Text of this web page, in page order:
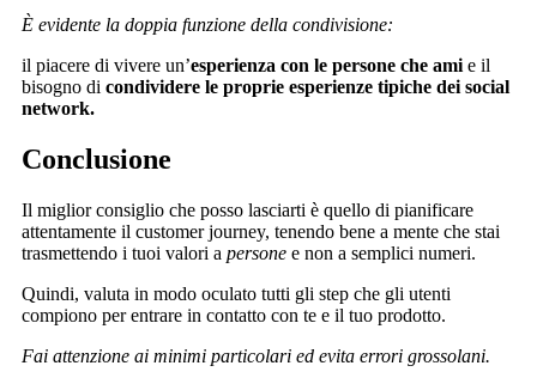
È evidente la doppia funzione della condivisione:
il piacere di vivere un’esperienza con le persone che ami e il
bisogno di condividere le proprie esperienze tipiche dei social
network.
Conclusione
Il miglior consiglio che posso lasciarti è quello di pianificare
attentamente il customer journey, tenendo bene a mente che stai
trasmettendo i tuoi valori a persone e non a semplici numeri.
Quindi, valuta in modo oculato tutti gli step che gli utenti
compiono per entrare in contatto con te e il tuo prodotto.
Fai attenzione ai minimi particolari ed evita errori grossolani.